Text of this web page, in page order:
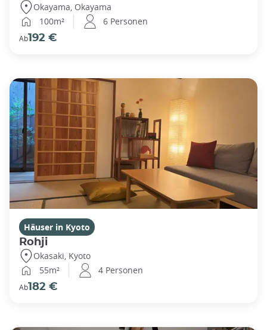
Okayama, Okayama
100m²
6 Personen
Ab192 €
Häuser in Kyoto
Rohji
Okasaki, Kyoto
55m²
4 Personen
Ab182 €